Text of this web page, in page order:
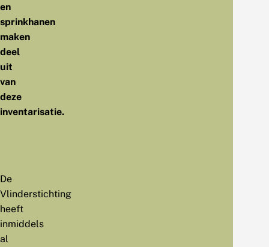
en
sprinkhanen
maken
deel
uit
van
deze
inventarisatie.
De
Vlinderstichting
heeft
inmiddels
al